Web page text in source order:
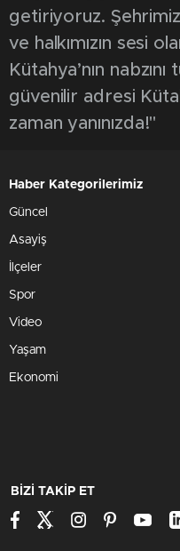
getiriyoruz.
ve halkımızın sesi
Kütahya’nın
güvenilir adresi
zaman yanınızda!"
Haber Kategorilerimiz
Güncel
Asayiş
İlçeler
Spor
Video
Yaşam
Ekonomi
BİZİ TAKİP ET